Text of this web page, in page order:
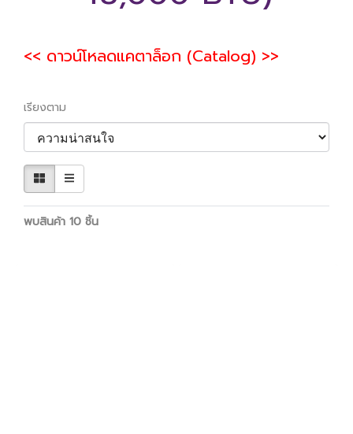
<< ดาวน์โหลดแคตาล็อก (Catalog) >>
เรียงตาม
พบสินค้า 10 ชิ้น